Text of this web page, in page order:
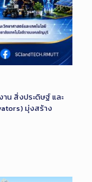
าน สิ่งประดิษฐ์ และ
มุ่งสร้าง